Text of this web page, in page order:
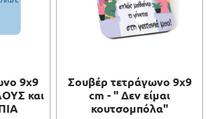
9x9
και
Σουβέρ τετράγωνο 9x9
cm - " Δεν είμαι
κουτσομπόλα"